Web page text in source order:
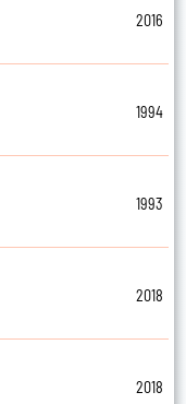
2016
1994
1993
2018
2018